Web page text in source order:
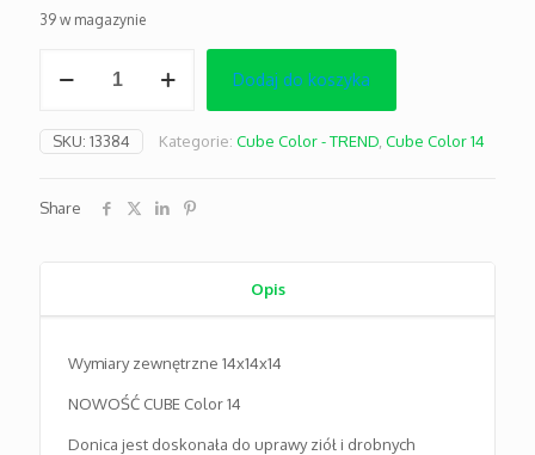
39 w magazynie
Cube
14
szary
Dodaj do koszyka
SKU: 13384 Kategorie: Cube Color - TREND Cube Color 14
Share
Opis
Wymiary zewnętrzne 14x14x14
NOWOŚĆ CUBE Color 14
Donica jest doskonała do uprawy ziół i drobnych